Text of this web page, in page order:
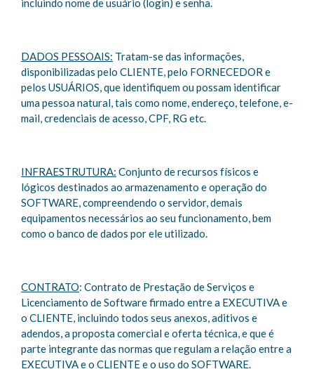
incluindo nome de usuário (login) e senha.
DADOS PESSOAIS: Tratam-se das informações,
disponibilizadas pelo CLIENTE, pelo FORNECEDOR e
pelos USUÁRIOS, que identifiquem ou possam identificar
uma pessoa natural, tais como nome, endereço, telefone, e-
mail, credenciais de acesso, CPF, RG etc.
INFRAESTRUTURA: Conjunto de recursos físicos e
lógicos destinados ao armazenamento e operação do
SOFTWARE, compreendendo o servidor, demais
equipamentos necessários ao seu funcionamento, bem
como o banco de dados por ele utilizado.
CONTRATO: Contrato de Prestação de Serviços e
Licenciamento de Software firmado entre a EXECUTIVA e
o CLIENTE, incluindo todos seus anexos, aditivos e
adendos, a proposta comercial e oferta técnica, e que é
parte integrante das normas que regulam a relação entre a
EXECUTIVA e o CLIENTE e o uso do SOFTWARE.